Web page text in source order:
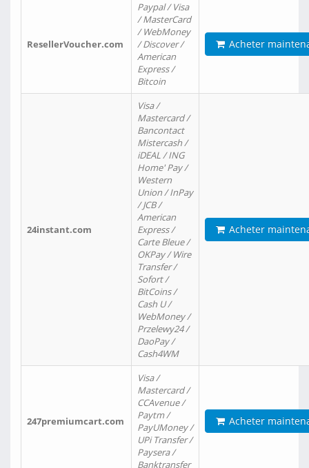
ResellerVoucher.com
Paypal / Visa
/ MasterCard
/ WebMoney
/ Discover /
American
Express /
Bitcoin
Acheter
24instant.com
Visa /
Mastercard /
Bancontact
Mistercash /
iDEAL / ING
Home' Pay /
Western
Union / InPay
/ JCB /
American
Express /
Carte Bleue /
OKPay / Wire
Transfer /
Sofort /
BitCoins /
Cash U /
WebMoney /
Przelewy24 /
DaoPay /
Cash4WM
Acheter
247premiumcart.com
Visa /
Mastercard /
CCAvenue /
Paytm /
PayUMoney /
UPi Transfer /
Paysera /
Banktransfer
Acheter